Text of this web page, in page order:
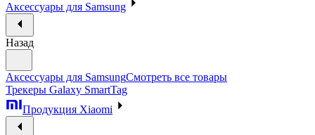
Аксессуары для Samsung
Назад
Аксессуары для SamsungСмотреть все товары
Трекеры Galaxy SmartTag
Продукция Xiaomi